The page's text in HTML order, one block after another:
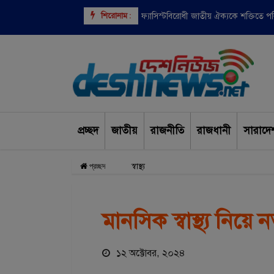
শিরোনাম :
ফ্যাসিস্টবিরোধী জাতীয় ঐক্যকে শক্তিতে
বাংলাদেশসহ ৯ দেশের উপর ভিসা
প্রচ্ছদ জাতীয় রাজনীতি রাজধানী
প্রচ্ছদ স্বাস্থ্য
মানসিক স্বাস্থ্য নিয়ে
১২ অক্টোবর, ২০২৪